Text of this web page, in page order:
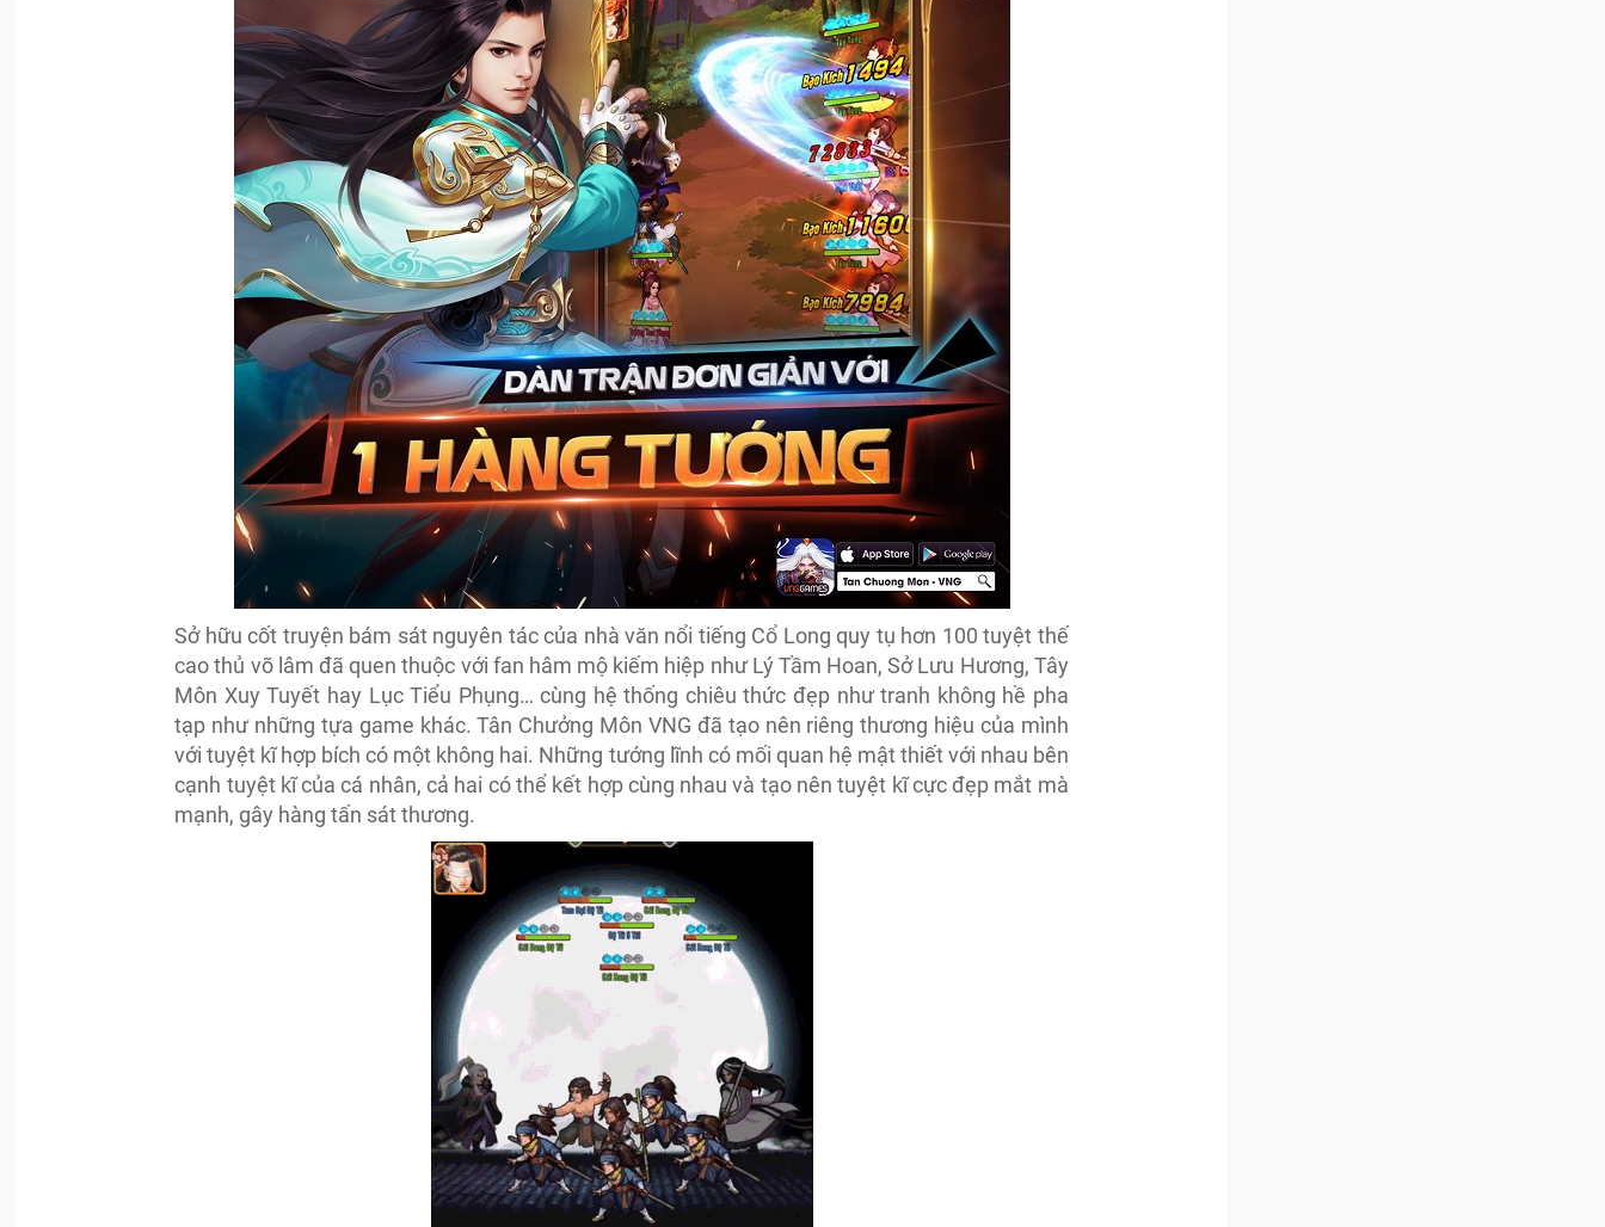
Sở hữu cốt truyện bám sát nguyên tác của nhà văn nổi tiếng Cổ Long quy tụ hơn 100 tuyệt thế
cao thủ võ lâm đã quen thuộc với fan hâm mộ kiếm hiệp như Lý Tầm Hoan, Sở Lưu Hương, Tây
Môn Xuy Tuyết hay Lục Tiểu Phụng… cùng hệ thống chiêu thức đẹp như tranh không hề pha
tạp như những tựa game khác. Tân Chưởng Môn VNG đã tạo nên riêng thương hiệu của mình
với tuyệt kĩ hợp bích có một không hai. Những tướng lĩnh có mối quan hệ mật thiết với nhau bên
cạnh tuyệt kĩ của cá nhân, cả hai có thể kết hợp cùng nhau và tạo nên tuyệt kĩ cực đẹp mắt mà
mạnh, gây hàng tấn sát thương.